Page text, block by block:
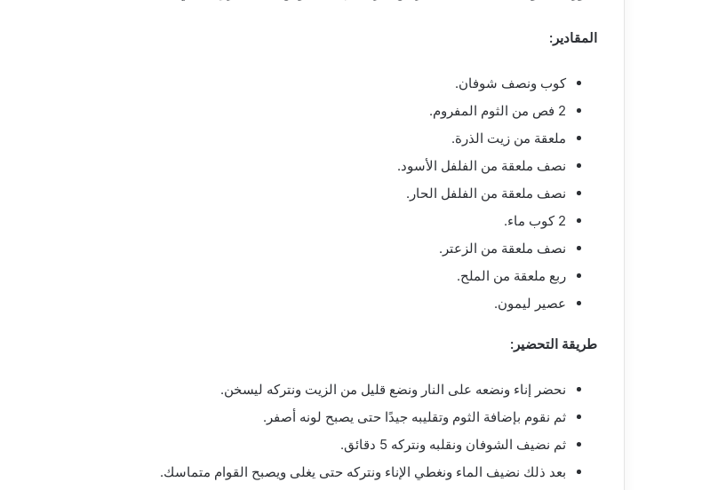
المقادير:
كوب ونصف شوفان.
2 فص من الثوم المفروم.
ملعقة من زيت الذرة.
نصف ملعقة من الفلفل الأسود.
نصف ملعقة من الفلفل الحار.
2 كوب ماء.
نصف ملعقة من الزعتر.
ربع ملعقة من الملح.
عصير ليمون.
طريقة التحضير:
نحضر إناء ونضعه على النار ونضع قليل من الزيت ونتركه ليسخن.
ثم نقوم بإضافة الثوم وتقليبه جيدًا حتى يصبح لونه أصفر.
ثم نضيف الشوفان ونقلبه ونتركه 5 دقائق.
بعد ذلك نضيف الماء ونغطي الإناء ونتركه حتى يغلى ويصبح القوام متماسك.